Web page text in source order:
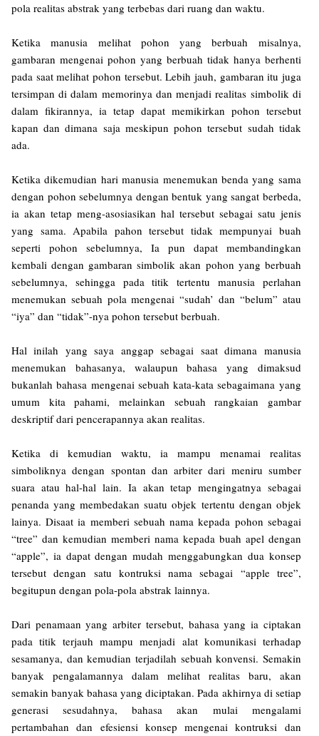
pola realitas abstrak yang terbebas dari ruang dan waktu.
Ketika manusia melihat pohon yang berbuah misalnya,
gambaran mengenai pohon yang berbuah tidak hanya berhenti
pada saat melihat pohon tersebut. Lebih jauh, gambaran itu juga
tersimpan di dalam memorinya dan menjadi realitas simbolik di
dalam fikirannya, ia tetap dapat memikirkan pohon tersebut
kapan dan dimana saja meskipun pohon tersebut sudah tidak
ada.
Ketika dikemudian hari manusia menemukan benda yang sama
dengan pohon sebelumnya dengan bentuk yang sangat berbeda,
ia akan tetap meng-asosiasikan hal tersebut sebagai satu jenis
yang sama. Apabila pahon tersebut tidak mempunyai buah
seperti pohon sebelumnya, Ia pun dapat membandingkan
kembali dengan gambaran simbolik akan pohon yang berbuah
sebelumnya, sehingga pada titik tertentu manusia perlahan
menemukan sebuah pola mengenai “sudah’ dan “belum” atau
“iya” dan “tidak”-nya pohon tersebut berbuah.
Hal inilah yang saya anggap sebagai saat dimana manusia
menemukan bahasanya, walaupun bahasa yang dimaksud
bukanlah bahasa mengenai sebuah kata-kata sebagaimana yang
umum kita pahami, melainkan sebuah rangkaian gambar
deskriptif dari pencerapannya akan realitas.
Ketika di kemudian waktu, ia mampu menamai realitas
simboliknya dengan spontan dan arbiter dari meniru sumber
suara atau hal-hal lain. Ia akan tetap mengingatnya sebagai
penanda yang membedakan suatu objek tertentu dengan objek
lainya. Disaat ia memberi sebuah nama kepada pohon sebagai
“tree” dan kemudian memberi nama kepada buah apel dengan
“apple”, ia dapat dengan mudah menggabungkan dua konsep
tersebut dengan satu kontruksi nama sebagai “apple tree”,
begitupun dengan pola-pola abstrak lainnya.
Dari penamaan yang arbiter tersebut, bahasa yang ia ciptakan
pada titik terjauh mampu menjadi alat komunikasi terhadap
sesamanya, dan kemudian terjadilah sebuah konvensi. Semakin
banyak pengalamannya dalam melihat realitas baru, akan
semakin banyak bahasa yang diciptakan. Pada akhirnya di setiap
generasi sesudahnya, bahasa akan mulai mengalami
pertambahan dan efesiensi konsep mengenai kontruksi dan